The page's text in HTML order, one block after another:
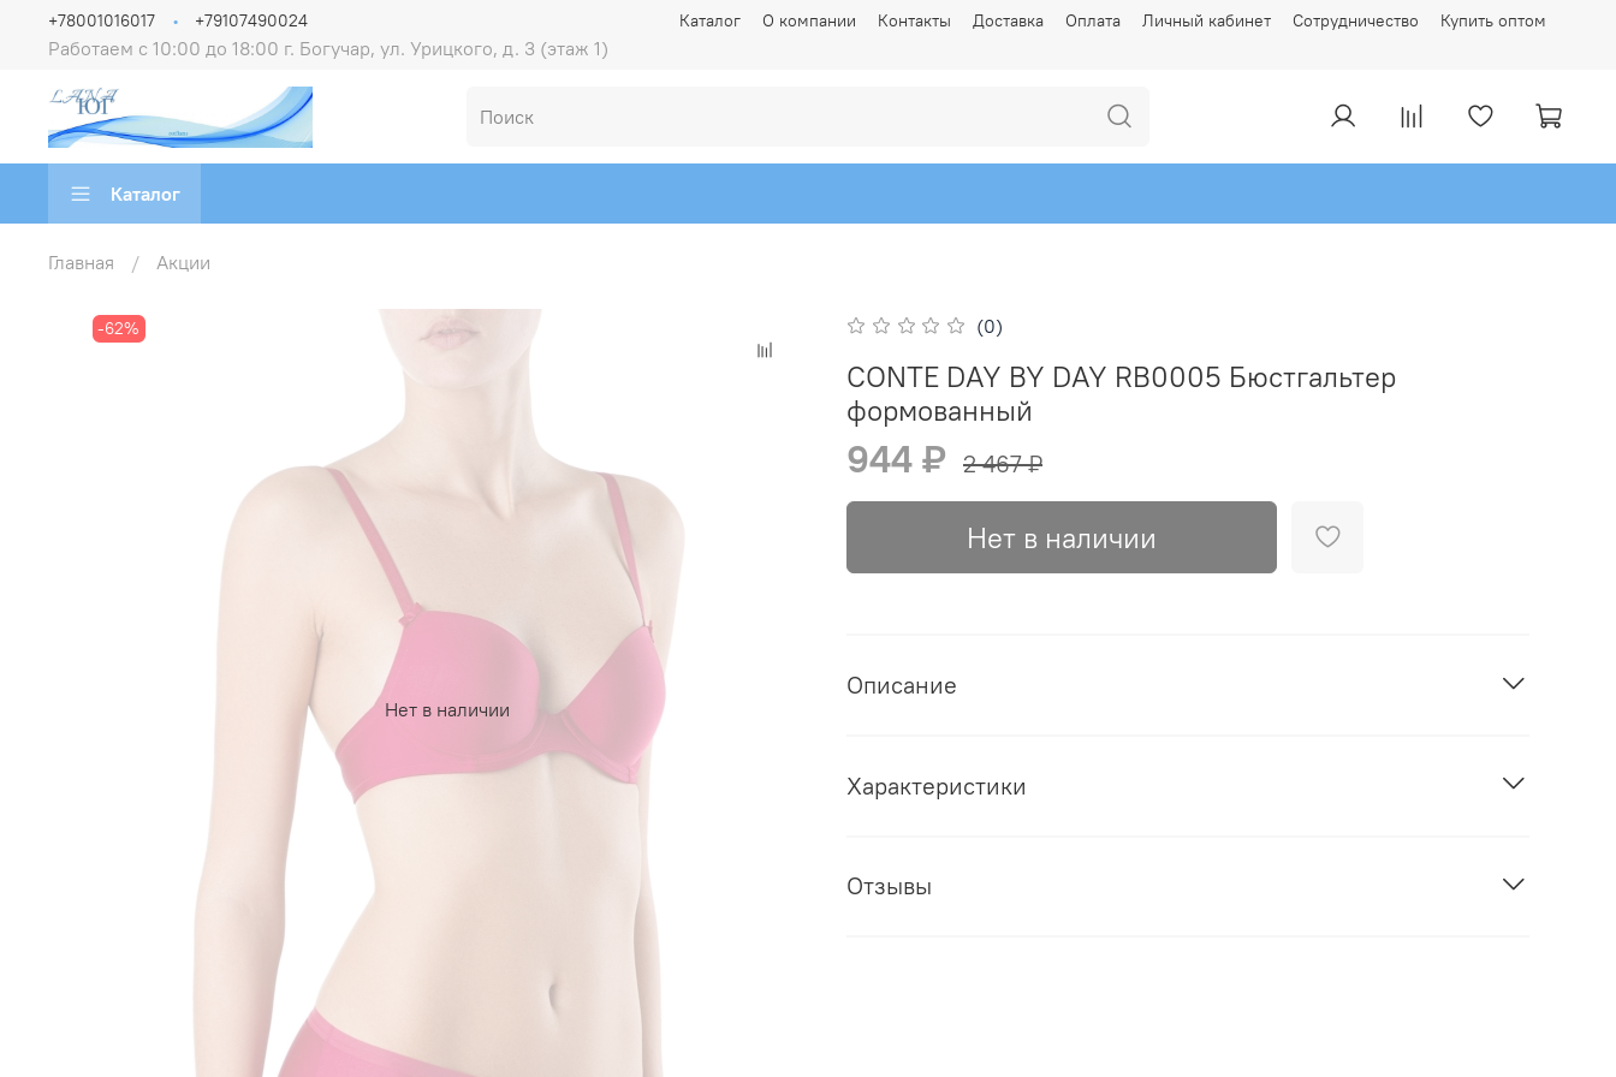
Каталог О компании Контакты Доставка Оплата Личный кабинет Сотрудничество Купить оптом
Работаем с 10:00 до 18:00 г. Богучар, ул. Урицкого, д. 3 (этаж 1)
+78001016017 +79107490024
Каталог
Главная Акции
Нет в наличии
-62% (0)
CONTE DAY BY DAY RB0005 Бюстгальтер
формованный
944 ₽ 2 467 ₽
Нет в наличии
Описание
Характеристики
Отзывы